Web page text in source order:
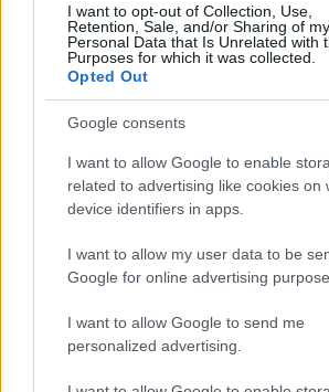
I want to opt-out of Collection, Use,
Retention, Sale, and/or Sharing of my
Personal Data that Is Unrelated with
Purposes for which it was collected.
Opted Out
Google consents
I want to allow Google to enable
related to advertising like cookies on
device identifiers in apps.
I want to allow my user data to be
Google for online advertising
I want to allow Google to send me
personalized advertising.
Országos hírek
Miért éri meg
tudni kell
Kultúra
Kihívások
Túlfogyasztás napja
felhasználta az